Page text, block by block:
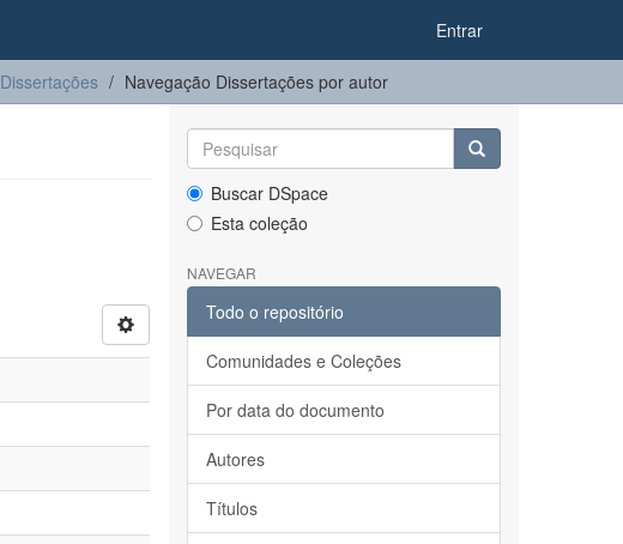
Entrar
Dissertações Navegação Dissertações por autor
Buscar DSpace
Esta coleção
NAVEGAR
Todo o repositório
Comunidades e Coleções
Por data do documento
Autores
Títulos